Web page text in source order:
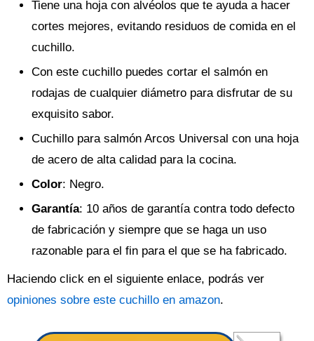
Tiene una hoja con alvéolos que te ayuda a hacer
cortes mejores, evitando residuos de comida en el
cuchillo.
Con este cuchillo puedes cortar el salmón en
rodajas de cualquier diámetro para disfrutar de su
exquisito sabor.
Cuchillo para salmón Arcos Universal con una hoja
de acero de alta calidad para la cocina.
Color: Negro.
Garantía: 10 años de garantía contra todo defecto
de fabricación y siempre que se haga un uso
razonable para el fin para el que se ha fabricado.
Haciendo click en el siguiente enlace, podrás ver
opiniones sobre este cuchillo en amazon.